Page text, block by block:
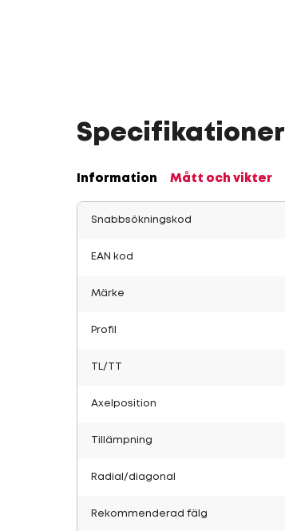
Specifikationer
Information Mått och vikter
Snabbsökningskod
EAN kod
Märke
Profil
TL/TT
Axelposition
Tillämpning
Radial/diagonal
Rekommenderad fälg